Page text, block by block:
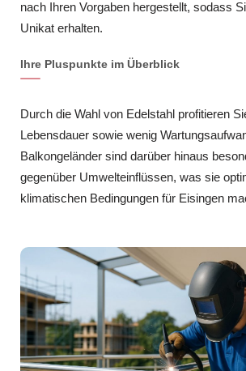
nach Ihren Vorgaben hergestellt, sodass
Unikat erhalten.
Ihre Pluspunkte im Überblick
Durch die Wahl von Edelstahl profitieren
Lebensdauer sowie wenig
Balkongeländer sind darüber hinaus
gegenüber Umwelteinflüssen, was sie
klimatischen Bedingungen für Eisingen